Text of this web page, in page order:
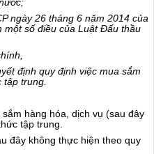
ngày 26 tháng 6 năm 2014 của
một số điều của Luật Đấu thầu
yết định quy định việc mua sắm
tập trung.
hàng hóa, dịch vụ (sau đây
tập trung.
đây không thực hiện theo quy